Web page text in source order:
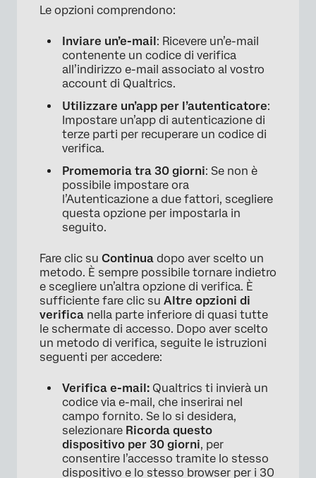
Le opzioni comprendono:
Inviare un’e-mail : Ricevere un’e-mail
contenente un codice di verifica
all’indirizzo e-mail associato al vostro
account di Qualtrics.
Utilizzare un’app per l’autenticatore:
Impostare un’app di autenticazione di
terze parti per recuperare un codice di
verifica.
Promemoria tra 30 giorni: Se non è
possibile impostare ora
l’Autenticazione a due fattori, scegliere
questa opzione per impostarla in
seguito.
Fare clic su Continua dopo aver scelto un
metodo. È sempre possibile tornare indietro
e scegliere un’altra opzione di verifica. È
sufficiente fare clic su Altre opzioni di
verifica nella parte inferiore di quasi tutte
le schermate di accesso. Dopo aver scelto
un metodo di verifica, seguite le istruzioni
seguenti per accedere:
Verifica e-mail: Qualtrics ti invierà un
codice via e-mail, che inserirai nel
campo fornito. Se lo si desidera,
selezionare Ricorda questo
dispositivo per 30 giorni, per
consentire l’accesso tramite lo stesso
dispositivo e lo stesso browser per i 30